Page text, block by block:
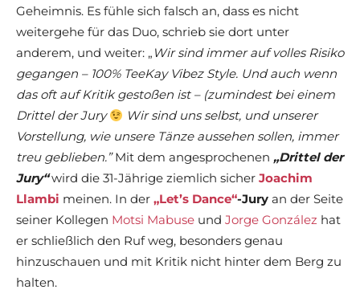
Geheimnis. Es fühle sich falsch an, dass es nicht
weitergehe für das Duo, schrieb sie dort unter
anderem, und weiter: „ Wir sind immer auf volles Risiko
gegangen – 100% TeeKay Vibez Style. Und auch wenn
das oft auf Kritik gestoßen ist – (zumindest bei einem
Drittel der Jury
Wir sind uns selbst, und unserer
Vorstellung, wie unsere Tänze aussehen sollen, immer
treu geblieben.”Mit dem angesprochenen „Drittel der
Jury“wird die 31-Jährige ziemlich sicher Joachim
Llambi meinen. In der „Let’s Dance“-Jury an der Seite
seiner Kollegen Motsi Mabuse und Jorge González hat
er schließlich den Ruf weg, besonders genau
hinzuschauen und mit Kritik nicht hinter dem Berg zu
halten.